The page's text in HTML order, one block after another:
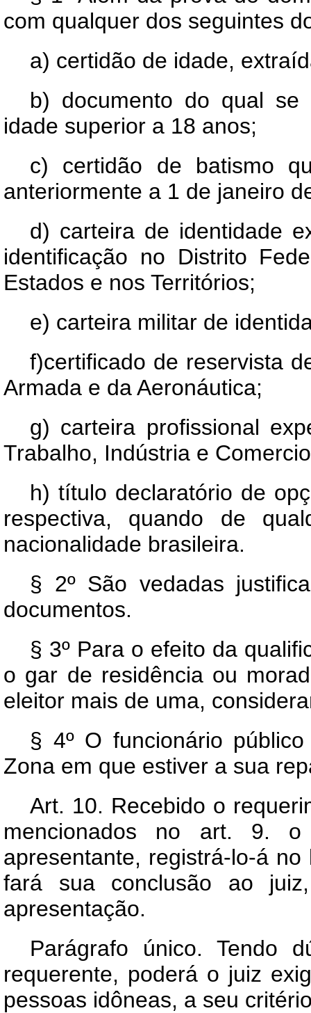
com qualquer dos seguintes
a) certidão de idade,
b) documento do qual
idade superior a 18 anos;
c) certidão de batismo
anteriormente a 1 de janeiro
d) carteira de identidade
identificação no Distrito
Estados e nos Territórios;
e) carteira militar de
f)certificado de reservista
Armada e da Aeronáutica;
g) carteira profissional
Trabalho, Indústria e
h) título declaratório de
respectiva, quando de
nacionalidade brasileira.
§ 2º São vedadas
documentos.
§ 3º Para o efeito da
o gar de residência ou
eleitor mais de uma,
§ 4º O funcionário
Zona em que estiver a sua
Art. 10. Recebido o
mencionados no art. 9.
apresentante, registrá-lo-á
fará sua conclusão ao
apresentação.
Parágrafo único. Tendo
requerente, poderá o juiz
pessoas idôneas, a seu